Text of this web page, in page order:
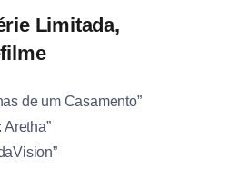
Limitada,
de um Casamento”